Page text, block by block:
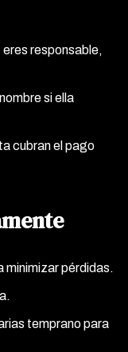
responsable,
si ella
cubran el pago
minimizar pérdidas.
temprano para